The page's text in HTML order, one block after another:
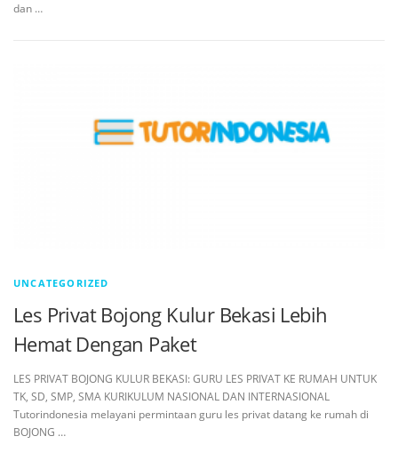
dan …
UNCATEGORIZED
Les Privat Bojong Kulur Bekasi Lebih
Hemat Dengan Paket
LES PRIVAT BOJONG KULUR BEKASI: GURU LES PRIVAT KE RUMAH UNTUK
TK, SD, SMP, SMA KURIKULUM NASIONAL DAN INTERNASIONAL
Tutorindonesia melayani permintaan guru les privat datang ke rumah di
BOJONG …